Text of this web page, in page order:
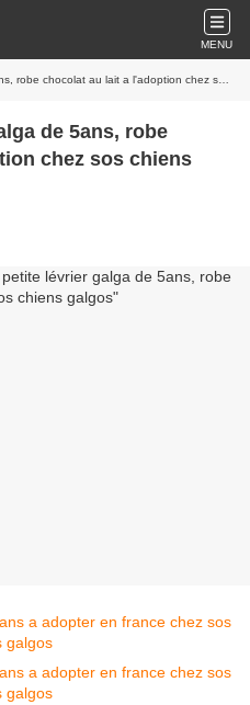
MENU
au lait a l'adoption chez sos chiens galgos
de 5ans, robe